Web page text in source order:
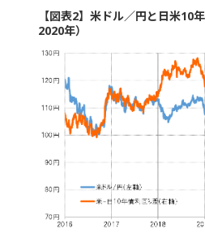
【図表2】米ドル／円と日米10
2020年）